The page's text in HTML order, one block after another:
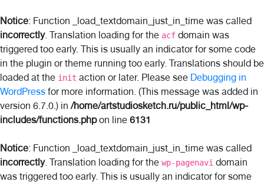
Notice: Function _load_textdomain_just_in_time was called
incorrectly. Translation loading for the acf domain was
triggered too early. This is usually an indicator for some code
in the plugin or theme running too early. Translations should be
loaded at the init action or later. Please see Debugging in
WordPress for more information. (This message was added in
version 6.7.0.) in/home/artstudiosketch.ru/public_html/wp-
includes/functions.phpon line 6131
Notice: Function _load_textdomain_just_in_time was called
incorrectly. Translation loading for the wp-pagenavi domain
was triggered too early. This is usually an indicator for some